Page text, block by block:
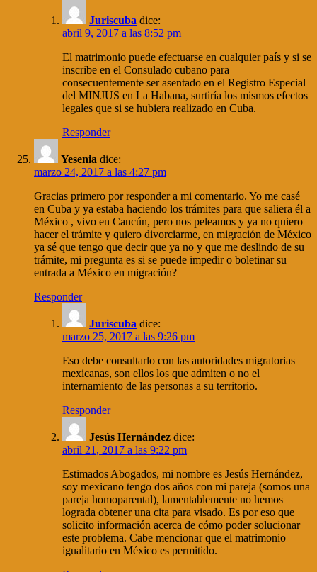
Juriscuba dice:
abril 9, 2017 a las 8:52 pm
El matrimonio puede efectuarse en cualquier país y si se
inscribe en el Consulado cubano para
consecuentemente ser asentado en el Registro Especial
del MINJUS en La Habana, surtiría los mismos efectos
legales que si se hubiera realizado en Cuba.
Responder
Yesenia dice:
marzo 24, 2017 a las 4:27 pm
Gracias primero por responder a mi comentario. Yo me casé
en Cuba y ya estaba haciendo los trámites para que saliera él a
México , vivo en Cancún, pero nos peleamos y ya no quiero
hacer el trámite y quiero divorciarme, en migración de México
ya sé que tengo que decir que ya no y que me deslindo de su
trámite, mi pregunta es si se puede impedir o boletinar su
entrada a México en migración?
Responder
Juriscuba dice:
marzo 25, 2017 a las 9:26 pm
Eso debe consultarlo con las autoridades migratorias
mexicanas, son ellos los que admiten o no el
internamiento de las personas a su territorio.
Responder
Jesús Hernández dice:
abril 21, 2017 a las 9:22 pm
Estimados Abogados, mi nombre es Jesús Hernández,
soy mexicano tengo dos años con mi pareja (somos una
pareja homoparental), lamentablemente no hemos
lograda obtener una cita para visado. Es por eso que
solicito información acerca de cómo poder solucionar
este problema. Cabe mencionar que el matrimonio
igualitario en México es permitido.